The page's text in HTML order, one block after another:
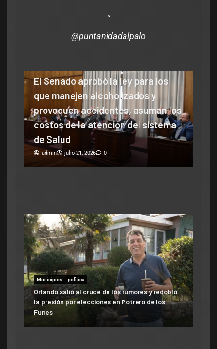
@puntanidadalpalo
para los
asuman los
sistema
Legislativo Política Nacional
Senado: por falta de respaldo, se
cayó la sesión para debatir
cambios en la Ley de Tierras
admin 0
Municipios polìtica
Orlando salió al cruce de los rumores y redobló
la presión por elecciones en Potrero de los
Funes
Municipios
ATE salió con los tapones de punta contra el
aumento del 10% que otorgó la Municipalidad:
«Consolida salarios de pobreza»